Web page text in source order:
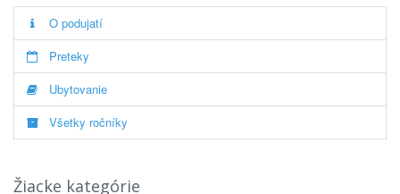
O podujatí
Preteky
Ubytovanie
Všetky ročníky
Žiacke kategórie